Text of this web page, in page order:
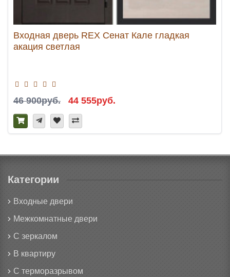
Входная дверь REX Сенат Кале гладкая
акация светлая
46 900руб. 44 555руб.
Категории
Входные двери
Межкомнатные двери
С зеркалом
В квартиру
С терморазрывом